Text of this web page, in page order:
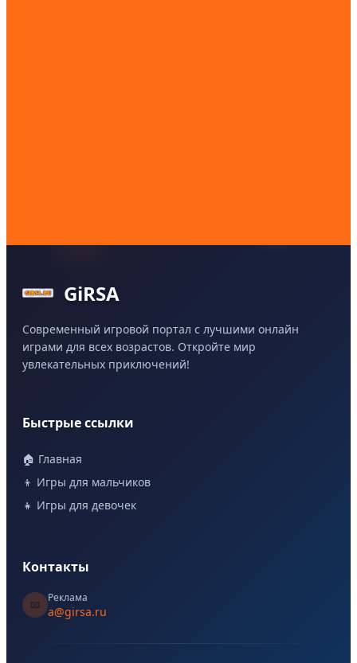
GiRSA
Современный игровой портал с лучшими онлайн
играми для всех возрастов. Откройте мир
увлекательных приключений!
Быстрые ссылки
🏠 Главная
👦 Игры для мальчиков
👧 Игры для девочек
Контакты
📧
Реклама
a@girsa.ru